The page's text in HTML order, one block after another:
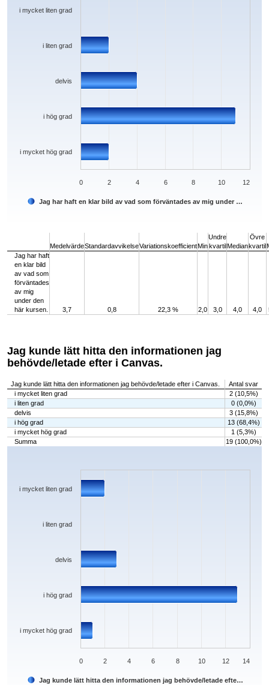
Jag har haft en klar bild av vad som förväntades av mig under …
i mycket hög grad
i hög grad
delvis
i liten grad
i mycket liten grad
0 2 4 6 8 10 12
MedelvärdeStandardavvikelseVariationskoefficientMin
Undre
kvartilMedian
Övre
kvartil
Jag har haft
en klar bild
av vad som
förväntades
av mig
under den
här kursen.
3,7 0,8 22,3 % 2,0 3,0 4,0 4,0
Jag kunde lätt hitta den informationen jag
behövde/letade efter i Canvas.
Jag kunde lätt hitta den informationen jag behövde/letade efter i Canvas.
Antal svar
i mycket liten grad
2 (10,5%)
i liten grad
0 (0,0%)
delvis
3 (15,8%)
i hög grad
13 (68,4%)
i mycket hög grad
1 (5,3%)
Summa
19 (100,0%)
Chart
The chart has 1 X axis displaying categories.
The chart has 1 Y axis displaying values. Data ranges from 0 to 13.
Jag kunde lätt hitta den informationen jag behövde/letade efte…
i mycket hög grad
i hög grad
delvis
i liten grad
i mycket liten grad
0 2 4 6 8 10 12 14